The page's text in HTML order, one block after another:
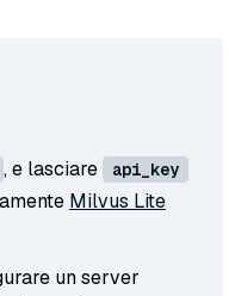
, e lasciare api_key
Milvus Lite
un server